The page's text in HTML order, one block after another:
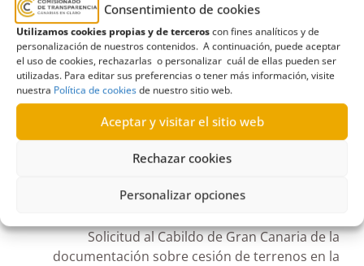
Consentimiento de cookies
Utilizamos cookies propias y de terceroscon fines analíticos y de
personalización de nuestros contenidos. A continuación, puede aceptar
el uso de cookies, rechazarlas o personalizar cuál de ellas pueden ser
utilizadas. Para editar sus preferencias o tener más información, visite
nuestra Política de cookiesde nuestro sitio web.
Aceptar y visitar el sitio web
Rechazar cookies
Personalizar opciones
Acceso expediente , Ayuntamiento de Arucas
camino vecinal,Estimación,marquesa de Arucas,
montaña de Arucas,Obras Públicas
Solicitud al Cabildo de Gran Canaria de la
documentación sobre cesión de terrenos en la